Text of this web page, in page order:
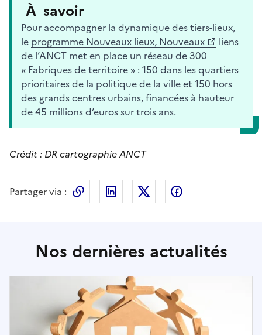
À savoir
Pour accompagner la dynamique des tiers-lieux,
le programme Nouveaux lieux, Nouveaux
liens
de l’ANCT met en place un réseau de 300
« Fabriques de territoire » : 150 dans les quartiers
prioritaires de la politique de la ville et 150 hors
des grands centres urbains, financées à hauteur
de 45 millions d’euros sur trois ans.
Crédit : DR cartographie ANCT
Partager via : Copier le lien de la page dans le
LinkedIn
Nos dernières actualités